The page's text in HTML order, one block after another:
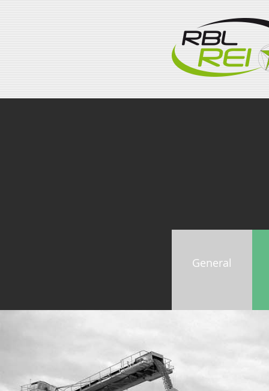
General